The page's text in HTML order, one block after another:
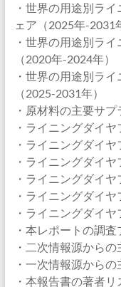
・世界の用途別ラ
ェア（2025年-2031
・世界の用途別ラ
（2020年-2024年）
・世界の用途別ラ
（2025-2031年）
・原材料の主要サ
・ライニングダイ
・ライニングダイ
・ライニングダイ
・ライニングダイ
・ライニングダイ
・ライニングダイ
・本レポートの調
・二次情報源から
・一次情報源から
・本報告書の著者リ